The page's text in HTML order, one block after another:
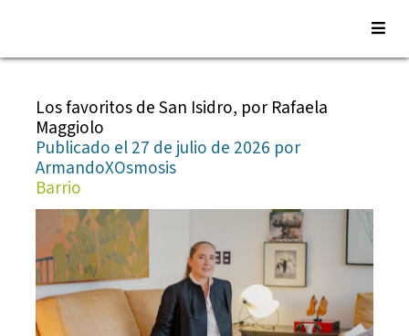
Saltar
contenidoLos favoritos de San Isidro, por Rafaela
Maggiolo
Publicado el 27 de julio de 2026 por
ArmandoXOsmosis
Barrio